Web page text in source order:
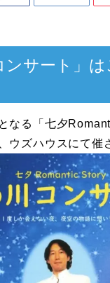
ンサート」
なる「七夕
ウズハウスにて催